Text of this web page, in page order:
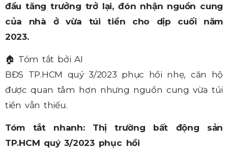
đầu tăng trưởng trở lại, đón nhận nguồn cung
của nhà ở vừa túi tiền cho dịp cuối năm
2023.
🏠 Tóm tắt bởi AI
BĐS TP.HCM quý 3/2023 phục hồi nhẹ, căn hộ
được quan tâm hơn nhưng nguồn cung vừa túi
tiền vẫn thiếu.
Tóm tắt nhanh: Thị trường bất động sản
TP.HCM quý 3/2023 phục hồi